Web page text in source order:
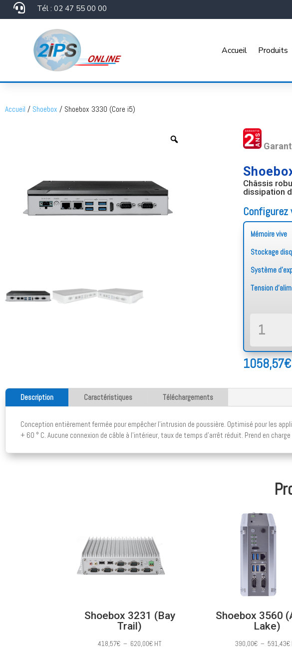
 Tél : 02 47 55 00 00
Accueil Produits
Accueil / Shoebox / Shoebox 3330 (Core i5)
Châssis
dissipation
Mémoire vive
Stockage
Système
Tension
3330
(Core
1058,57€
Description Caractéristiques Téléchargements
Conception entièrement fermée pour empêcher l'intrusion de poussière. Optimisé pour les
+ 60 ° C. Aucune connexion de câble à l'intérieur, taux de temps d'arrêt réduit. Prend en
Shoebox 3231 (Bay
Trail)
418,57€ – 620,00€Plage
HT
Shoebox 3560
Lake)
390,00€ – 591,43€